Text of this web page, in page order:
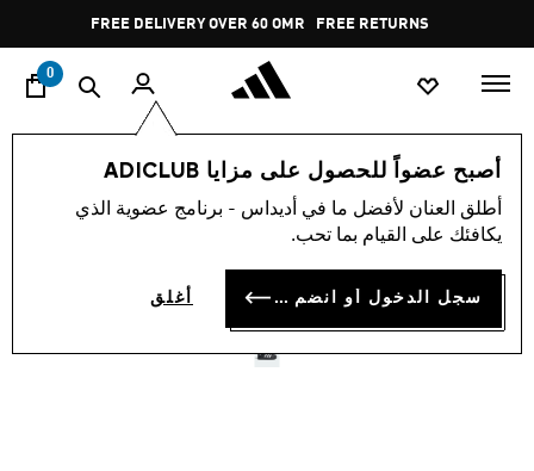
Pause
promotion
rotation
FREE DELIVERY OVER 60 OMR FREE RETURNS
0
أصبح عضواً للحصول على مزايا ADICLUB
أطلق العنان لأفضل ما في أديداس - برنامج عضوية الذي
يكافئك على القيام بما تحب.
سجل الدخول أو انضم الآن أغلق
الأطفال أحذية
حذاء للأطفال SUPERSTAR II
COMFORT CLOSURE
OMR 31.50